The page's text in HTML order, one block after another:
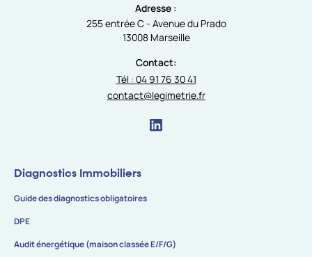
Adresse :
255 entrée C - Avenue du Prado
13008 Marseille
Contact:
Tél : 04 91 76 30 41
contact@legimetrie.fr
Diagnostics Immobiliers
Guide des diagnostics obligatoires
DPE
Audit énergétique (maison classée E/F/G)